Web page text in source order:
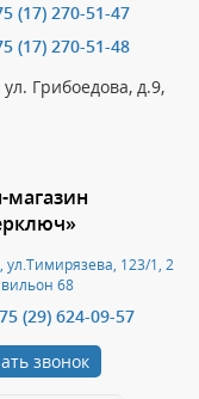
(17) 270-51-47
(17) 270-51-48
Грибоедова, д.9,
магазин
ул.Тимирязева, 123/1, 2
68
(29) 624-09-57
звонок